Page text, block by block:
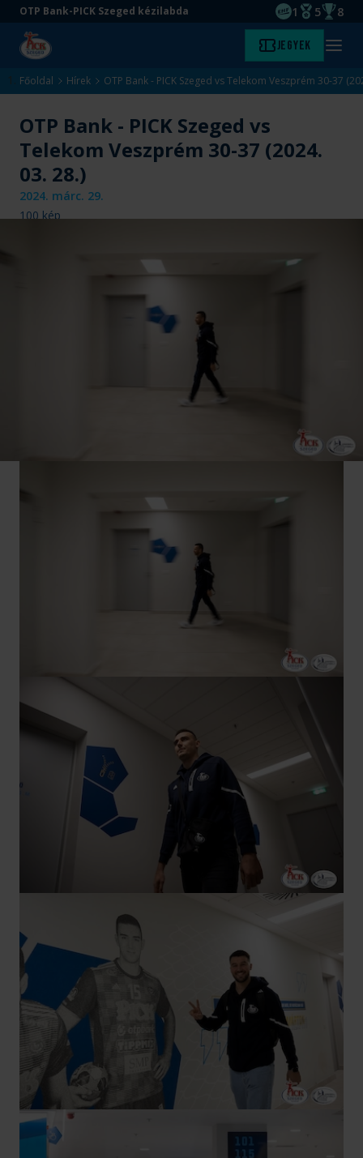
Ugrás
tartalomra
Ugrás
aljára
OTP Bank-PICK Szeged kézilabda
EHF
1
Magyar
5 8
Kezdőlap Jegyek Menü
Főoldal Hírek OTP Bank - PICK Szeged vs Telekom Veszprém 30-37
OTP Bank - PICK Szeged vs
Telekom Veszprém 30-37 (2024.
03. 28.)
2024. márc. 29.
100kép